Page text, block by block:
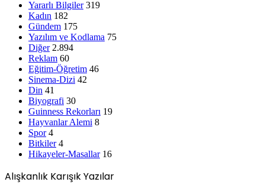
Yararlı Bilgiler 319
Kadın 182
Gündem 175
Yazılım ve Kodlama 75
Diğer 2.894
Reklam 60
Eğitim-Öğretim 46
Sinema-Dizi 42
Din 41
Biyografi 30
Guinness Rekorları 19
Hayvanlar Alemi 8
Spor 4
Bitkiler 4
Hikayeler-Masallar 16
Alışkanlık Karışık Yazılar